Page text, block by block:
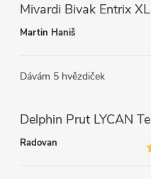
Mivardi Bivak Entrix XL
Martin Haniš
Dávám 5 hvězdiček
Radovan